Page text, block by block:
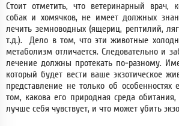
Стоит отметить, что ветеринарный врач,
собак и хомячков, не имеет должных
лечить земноводных (ящериц, рептилий,
т.д.). Дело в том, что эти животные
метаболизм отличается. Следовательно и
лечение должны протекать по-разному.
который будет вести ваше экзотическое
представление не только об
том, какова его природная среда
лучше себя чувствует, и что может убить